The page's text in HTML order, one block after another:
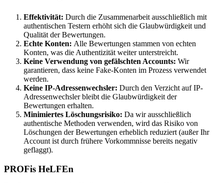
Effektivität: Durch die Zusammenarbeit ausschließlich mit
authentischen Testern erhöht sich die Glaubwürdigkeit und
Qualität der Bewertungen.
Echte Konten: Alle Bewertungen stammen von echten
Konten, was die Authentizität weiter unterstreicht.
Keine Verwendung von gefälschten Accounts: Wir
garantieren, dass keine Fake-Konten im Prozess verwendet
werden.
Keine IP-Adressenwechsler: Durch den Verzicht auf IP-
Adressenwechsler bleibt die Glaubwürdigkeit der
Bewertungen erhalten.
Minimiertes Löschungsrisiko: Da wir ausschließlich
authentische Methoden verwenden, wird das Risiko von
Löschungen der Bewertungen erheblich reduziert (außer Ihr
Account ist durch frühere Vorkommnisse bereits negativ
geflaggt).
PROFis HeLFEn